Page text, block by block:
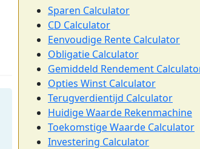
Sparen Calculator
CD Calculator
Eenvoudige Rente Calculator
Obligatie Calculator
Gemiddeld Rendement
Opties Winst Calculator
Terugverdientijd Calculator
Huidige Waarde Rekenmachine
Toekomstige Waarde Calculator
Investering Calculator